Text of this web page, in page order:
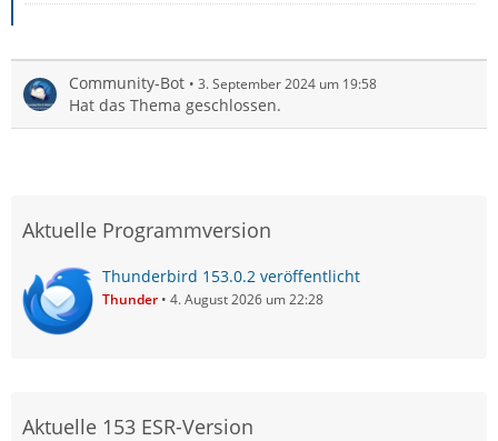
Community-Bot 3. September 2024 um 19:58
Hat das Thema geschlossen.
Aktuelle Programmversion
Thunderbird 153.0.2 veröffentlicht
Thunder 4. August 2026 um 22:28
Aktuelle 153 ESR-Version